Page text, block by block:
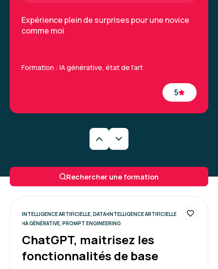
5
Expérience plein de surprises pour une novice
comme moi
Formation : IA générative, état de l'art
Une formation très intéressantes qui a permis
de découvrir de nouveaux outils et la
Formation : IA générative, travaillez 3 fois plus vite
Rechercher une formation
INTELLIGENCE ARTIFICIELLE, DATA INTELLIGENCE ARTIFICIELLE
IA GÉNÉRATIVE, PROMPT ENGINEERING
ChatGPT, maitrisez les
fonctionnalités de base